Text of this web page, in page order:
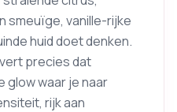
smeuïge, vanille-rijke
huid doet denken.
precies dat
glow waar je naar
rijk aan